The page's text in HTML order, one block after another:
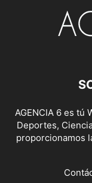
AGENCIA 6 es tú
Deportes,
proporcionamos